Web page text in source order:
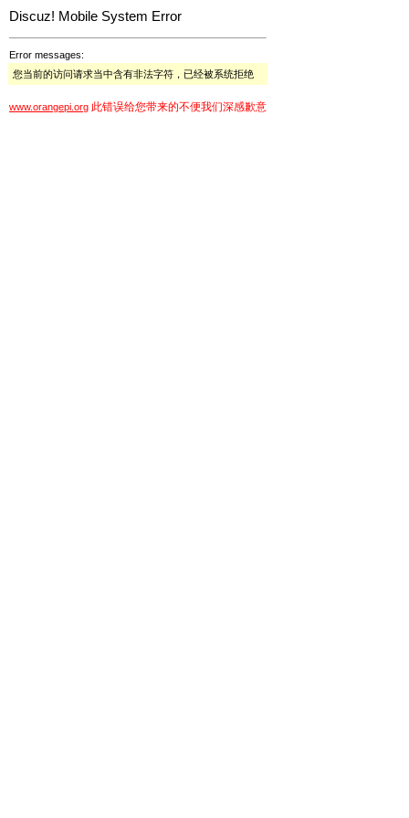
Discuz! Mobile System Error
Error messages:
您当前的访问请求当中含有非法字符，已经被系统拒绝
www.orangepi.org 此错误给您带来的不便我们深感歉意